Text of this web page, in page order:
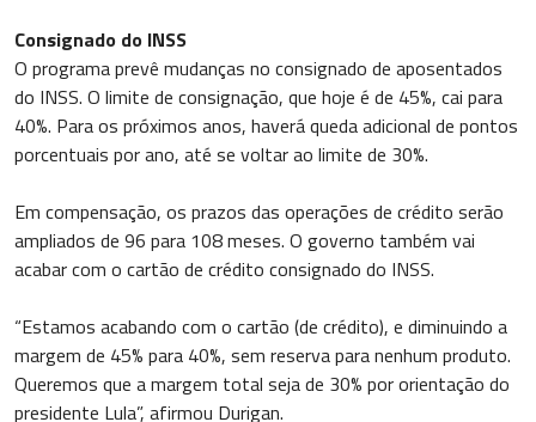
Consignado do INSS
O programa prevê mudanças no consignado de aposentados
do INSS. O limite de consignação, que hoje é de 45%, cai para
40%. Para os próximos anos, haverá queda adicional de pontos
porcentuais por ano, até se voltar ao limite de 30%.
Em compensação, os prazos das operações de crédito serão
ampliados de 96 para 108 meses. O governo também vai
acabar com o cartão de crédito consignado do INSS.
“Estamos acabando com o cartão (de crédito), e diminuindo a
margem de 45% para 40%, sem reserva para nenhum produto.
Queremos que a margem total seja de 30% por orientação do
presidente Lula”, afirmou Durigan.